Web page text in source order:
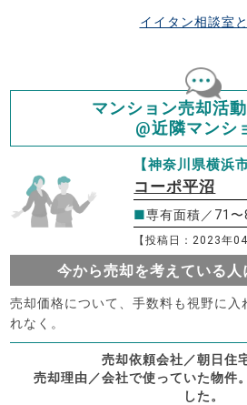
イイタン相談室
マンション売却活
@近隣マンシ
【神奈川県横浜
コーポ平沼
■専有面積／71〜
【投稿日：2023年
今から売却を考えている人
売却価格について、手数料も視野に入
れなく。
売却依頼会社／朝日住
売却理由／会社で使っていた物件
した。